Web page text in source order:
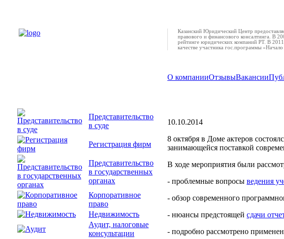
Представительство
в суде
Регистрация фирм
Представительство
в государственных
органах
Корпоративное
право
Недвижимость
Аудит, налоговые
консультации
Казанский Юридический Центр
правового и финансового консалтинга. В
рейтинге юридических компаний РТ. В
качестве участника гос.программы «Начало
О компанииОтзывыВакансии
10.10.2014
8 октября в Доме актеров
занимающейся поставкой
В ходе мероприятия были
- проблемные вопросы ведения
- обзор современного
- нюансы предстоящей сдачи
- подробно рассмотрено